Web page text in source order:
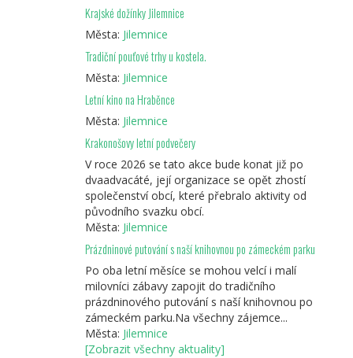
Krajské dožínky Jilemnice
Města: Jilemnice
Tradiční pouťové trhy u kostela.
Města: Jilemnice
Letní kino na Hraběnce
Města: Jilemnice
Krakonošovy letní podvečery
V roce 2026 se tato akce bude konat již po
dvaadvacáté, její organizace se opět zhostí
společenství obcí, které přebralo aktivity od
původního svazku obcí.
Města: Jilemnice
Prázdninové putování s naší knihovnou po zámeckém parku
Po oba letní měsíce se mohou velcí i malí
milovníci zábavy zapojit do tradičního
prázdninového putování s naší knihovnou po
zámeckém parku.Na všechny zájemce...
Města: Jilemnice
[Zobrazit všechny aktuality]